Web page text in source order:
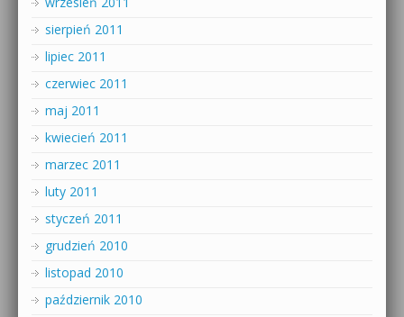
sierpień 2011
lipiec 2011
czerwiec 2011
maj 2011
kwiecień 2011
marzec 2011
luty 2011
styczeń 2011
grudzień 2010
listopad 2010
październik 2010